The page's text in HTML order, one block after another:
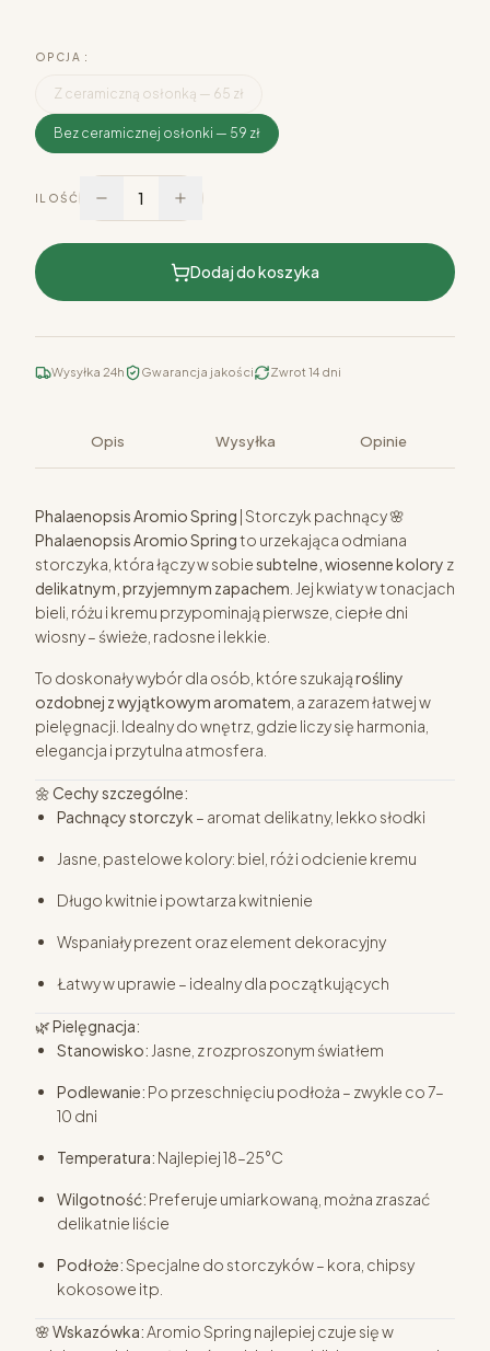
OPCJA :
Z ceramiczną osłonką — 65 zł
Bez ceramicznej osłonki — 59 zł
ILOŚĆ 1
Dodaj do koszyka
Wysyłka 24h Gwarancja jakości Zwrot 14 dni
Opis Wysyłka Opinie
Phalaenopsis Aromio Spring | Storczyk pachnący 🌸
Phalaenopsis Aromio Springto urzekająca odmiana
storczyka, która łączy w sobiesubtelne, wiosenne kolory z
delikatnym, przyjemnym zapachem . Jej kwiaty w tonacjach
bieli, różu i kremu przypominają pierwsze, ciepłe dni
wiosny – świeże, radosne i lekkie.
To doskonały wybór dla osób, które szukająrośliny
ozdobnej z wyjątkowym aromatem , a zarazem łatwej w
pielęgnacji. Idealny do wnętrz, gdzie liczy się harmonia,
elegancja i przytulna atmosfera.
🌼Cechy szczególne:
Pachnący storczyk – aromat delikatny, lekko słodki
Jasne, pastelowe kolory: biel, róż i odcienie kremu
Długo kwitnie i powtarza kwitnienie
Wspaniały prezent oraz element dekoracyjny
Łatwy w uprawie – idealny dla początkujących
🌿Pielęgnacja:
Stanowisko: Jasne, z rozproszonym światłem
Podlewanie: Po przeschnięciu podłoża – zwykle co 7–
10 dni
Temperatura: Najlepiej 18–25°C
Wilgotność: Preferuje umiarkowaną, można zraszać
delikatnie liście
Podłoże:Specjalne do storczyków – kora, chipsy
kokosowe itp.
🌸Wskazówka:Aromio Spring najlepiej czuje się w